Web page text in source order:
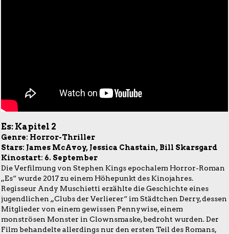
Es: Kapitel 2
Genre: Horror-Thriller
Stars: James McAvoy, Jessica Chastain, Bill Skarsgard
Kinostart: 6. September
Die Verfilmung von Stephen Kings epochalem Horror-Roman
„Es“ wurde 2017 zu einem Höhepunkt des Kinojahres.
Regisseur Andy Muschietti erzählte die Geschichte eines
jugendlichen „Clubs der Verlierer“ im Städtchen Derry, dessen
Mitglieder von einem gewissen Pennywise, einem
monströsen Monster in Clownsmaske, bedroht wurden. Der
Film behandelte allerdings nur den ersten Teil des Romans,